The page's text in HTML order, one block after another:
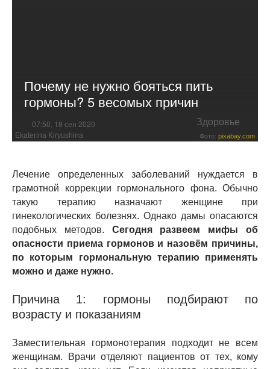
Почему не нужно бояться пить
гормоны? 5 весомых причин
07:50, 18 сен 2020 Здоровье
Ekaterina Kiryushina Фото: pixabay.com
Лечение определенных заболеваний нуждается в
грамотной коррекции гормонального фона. Обычно
такую терапию назначают женщине при
гинекологических болезнях. Однако дамы опасаются
подобных методов. Сегодня развеем мифы об
опасности приема гормонов и назовём причины,
по которым гормональную терапию применять
можно и даже нужно.
Причина 1: гормоны подбирают по
возрасту и показаниям
Заместительная гормонотерапия подходит не всем
женщинам. Врачи отделяют пациентов от тех, кому